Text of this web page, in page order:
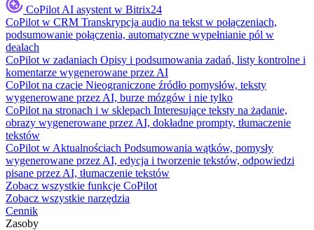
CoPilot AI asystent w Bitrix24
CoPilot w CRM Transkrypcja audio na tekst w połączeniach,
podsumowanie połączenia, automatyczne wypełnianie pól w
dealach
CoPilot w zadaniach Opisy i podsumowania zadań, listy kontrolne i
komentarze wygenerowane przez AI
CoPilot na czacie Nieograniczone źródło pomysłów, teksty
wygenerowane przez AI, burze mózgów i nie tylko
CoPilot na stronach i w sklepach Interesujące teksty na żądanie,
obrazy wygenerowane przez AI, dokładne prompty, tłumaczenie
tekstów
CoPilot w Aktualnościach Podsumowania wątków, pomysły
wygenerowane przez AI, edycja i tworzenie tekstów, odpowiedzi
pisane przez AI, tłumaczenie tekstów
Zobacz wszystkie funkcje CoPilot
Zobacz wszystkie narzędzia
Cennik
Zasoby